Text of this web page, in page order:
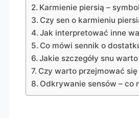
Karmienie piersią –
Czy sen o karmieniu
Jak interpretować inne
Co mówi sennik o
Jakie szczegóły snu
Czy warto przejmować
Odkrywanie sensów – co